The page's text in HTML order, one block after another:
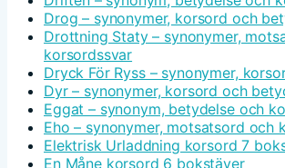
Drog – synonymer, korsord och
Drottning Staty – synonymer,
korsordssvar
Dryck För Ryss – synonymer,
Dyr – synonymer, korsord och
Eggat – synonym, betydelse och
Eho – synonymer, motsatsord och
Elektrisk Urladdning korsord 7
En Måne korsord 6 bokstäver